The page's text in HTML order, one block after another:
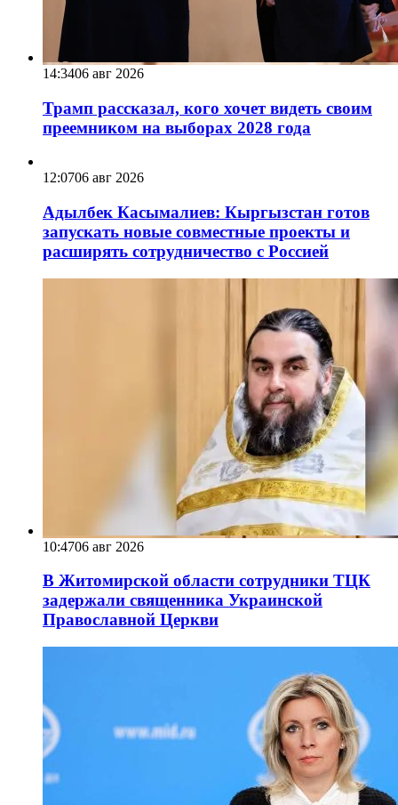
14:3406 авг 2026
Трамп рассказал, кого хочет видеть своим
преемником на выборах 2028 года
12:0706 авг 2026
Адылбек Касымалиев: Кыргызстан готов
запускать новые совместные проекты и
расширять сотрудничество с Россией
10:4706 авг 2026
В Житомирской области сотрудники ТЦК
задержали священника Украинской
Православной Церкви